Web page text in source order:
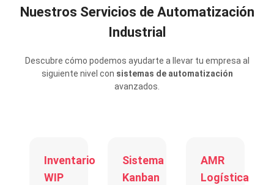
Nuestros Servicios de Automatización
Industrial
Descubre cómo podemos ayudarte a llevar tu empresa al
siguiente nivel con sistemas de automatización
avanzados.
Inventario
WIP
Sistema
Kanban
AMR
Logística